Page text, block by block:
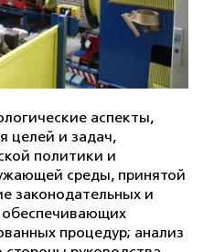
аспекты,
целей и задач,
политики и
среды, принятой
законодательных и
процедур; анализ